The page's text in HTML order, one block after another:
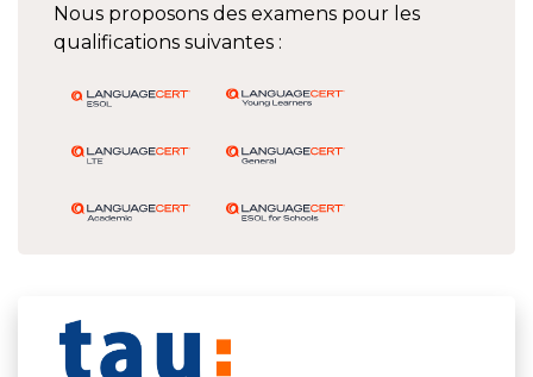
Nous proposons des examens pour les
qualifications suivantes :